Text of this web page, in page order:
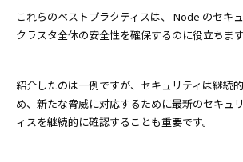
これらのベストプラクティスは、 Node のセキ
クラスタ全体の安全性を確保するのに役立ちます
紹介したのは一例ですが、セキュリティは継続
め、新たな脅威に対応するために最新のセキュ
ィスを継続的に確認することも重要です。